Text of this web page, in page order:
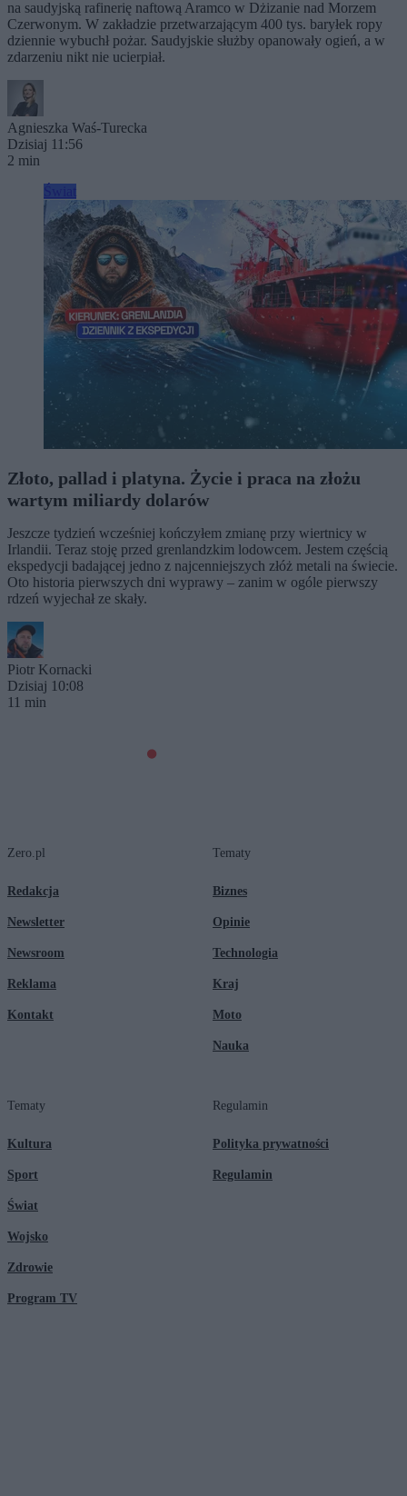
na saudyjską rafinerię naftową Aramco w Dżizanie nad Morzem
Czerwonym. W zakładzie przetwarzającym 400 tys. baryłek ropy
dziennie wybuchł pożar. Saudyjskie służby opanowały ogień, a w
zdarzeniu nikt nie ucierpiał.
Agnieszka Waś-Turecka
Dzisiaj 11:56
2 min
Złoto, pallad i platyna. Życie i praca na złożu
wartym miliardy dolarów
Jeszcze tydzień wcześniej kończyłem zmianę przy wiertnicy w
Irlandii. Teraz stoję przed grenlandzkim lodowcem. Jestem częścią
ekspedycji badającej jedno z najcenniejszych złóż metali na świecie.
Oto historia pierwszych dni wyprawy – zanim w ogóle pierwszy
rdzeń wyjechał ze skały.
Piotr Kornacki
Dzisiaj 10:08
11 min
Zero.pl
Redakcja
Newsletter
Newsroom
Reklama
Kontakt
Tematy
Biznes
Opinie
Technologia
Kraj
Moto
Nauka
Tematy
Kultura
Sport
Świat
Wojsko
Zdrowie
Program TV
Regulamin
Polityka prywatności
Regulamin